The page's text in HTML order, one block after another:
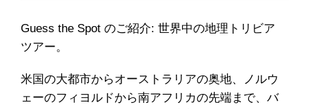
Guess the Spot のご紹介: 世界中の地理トリビア
ツアー。
米国の大都市からオーストラリアの奥地、ノルウ
ェーのフィヨルドから南アフリカの先端まで、バ